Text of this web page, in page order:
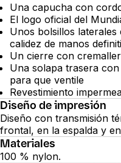
Una capucha con
El logo oficial del
Unos bolsillos
calidez de manos
Un cierre con
Una solapa trasera
para que ventile
Revestimiento
Diseño de impresión
Diseño con transmisión
frontal, en la espalda y
Materiales
100 % nylon.